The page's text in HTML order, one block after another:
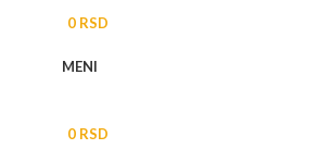
0 RSD
MENI
0 RSD